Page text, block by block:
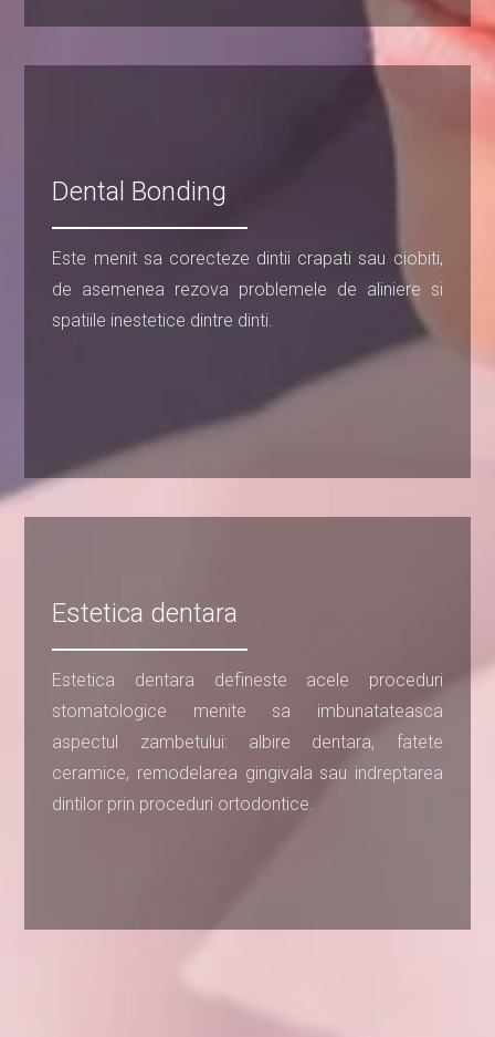
Dental Bonding
Este menit sa corecteze dintii crapati sau ciobiti,
de asemenea rezova problemele de aliniere si
spatiile inestetice dintre dinti.
Estetica dentara
Estetica dentara defineste acele proceduri
stomatologice menite sa imbunatateasca
aspectul zambetului: albire dentara, fatete
ceramice, remodelarea gingivala sau indreptarea
dintilor prin proceduri ortodontice.